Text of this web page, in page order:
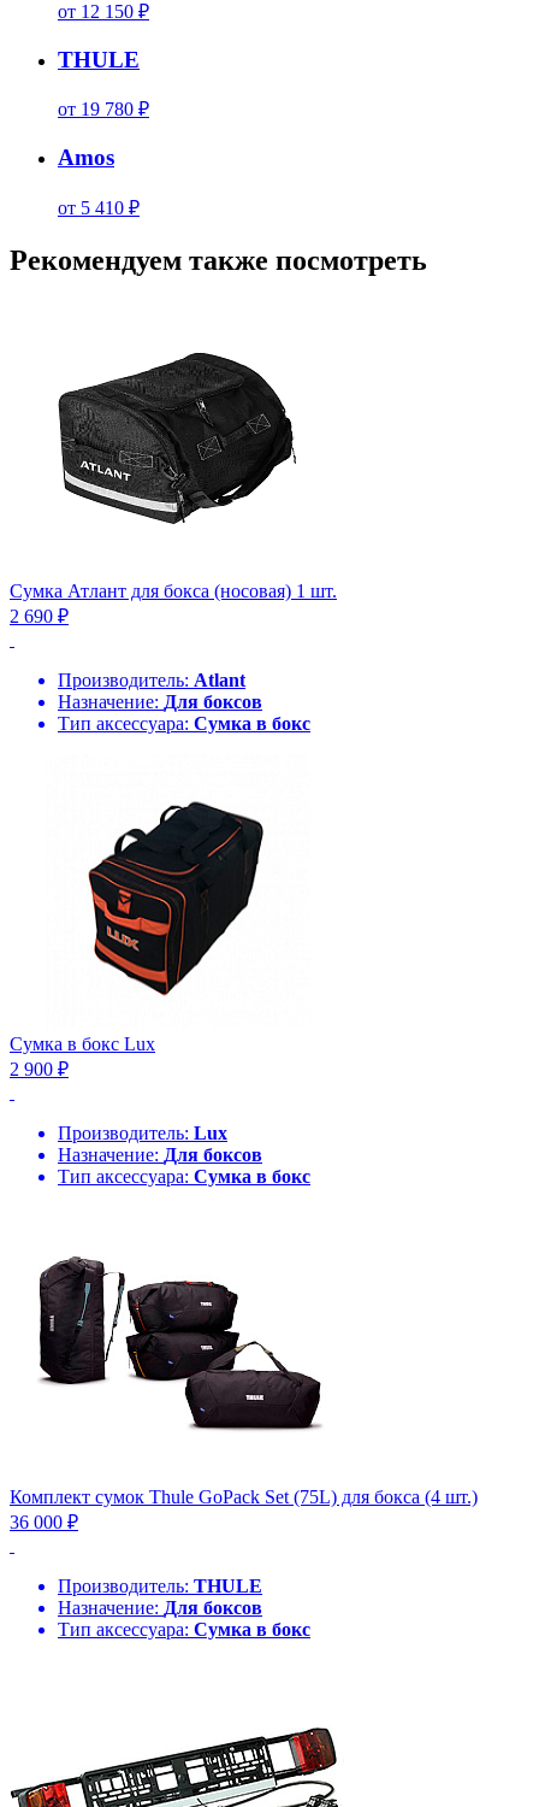
от 12 150 ₽
THULE
от 19 780 ₽
Amos
от 5 410 ₽
Рекомендуем также посмотреть
Сумка Атлант для бокса (носовая) 1 шт.
2 690 ₽
Производитель: Atlant
Назначение: Для боксов
Тип аксессуара: Сумка в бокс
Сумка в бокс Lux
2 900 ₽
Производитель: Lux
Назначение: Для боксов
Тип аксессуара: Сумка в бокс
Комплект сумок Thule GoPack Set (75L) для бокса (4 шт.)
36 000 ₽
Производитель: THULE
Назначение: Для боксов
Тип аксессуара: Сумка в бокс